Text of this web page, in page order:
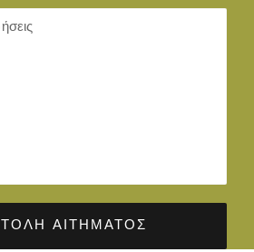
ΑΙΤΉΜΑΤΟΣ